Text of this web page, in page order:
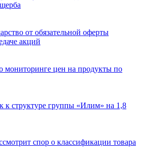
от обязательной оферты
акций
мониторинге цен на продукты по
к структуре группы «Илим» на 1,8
спор о классификации товара